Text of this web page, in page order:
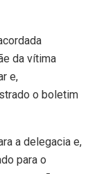
da vítima
e,
o boletim
a delegacia e,
para o